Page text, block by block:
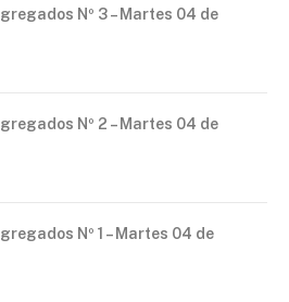
Nº 3 – Martes 04 de
Nº 2 – Martes 04 de
Nº 1 – Martes 04 de